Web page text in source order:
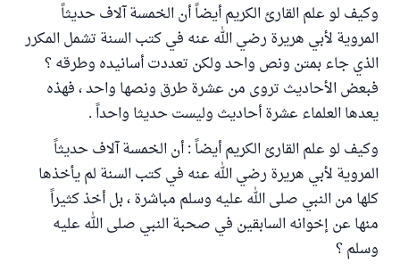
وكيف لو علم القارئ الكريم أيضاً أن الخمسة آلاف حديثاً
المروية لأبي هريرة رضي الله عنه في كتب السنة تشمل المكرر
الذي جاء بمتن ونص واحد ولكن تعددت أسانيده وطرقه ؟
فبعض الأحاديث تروى من عشرة طرق ونصها واحد ، فهذه
يعدها العلماء عشرة أحاديث وليست حديثا واحداً .
وكيف لو علم القارئ الكريم أيضاً : أن الخمسة آلاف حديثاً
المروية لأبي هريرة رضي الله عنه في كتب السنة لم يأخذها
كلها من النبي صلى الله عليه وسلم مباشرة ، بل أخذ كثيراً
منها عن إخوانه السابقين في صحبة النبي صلى الله عليه
وسلم ؟